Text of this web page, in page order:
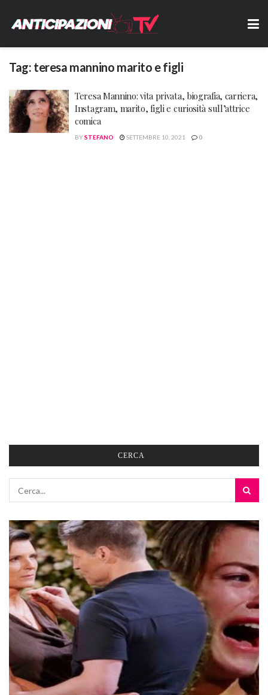
Tag: teresa mannino marito e figli
Teresa Mannino: vita privata, biografia, carriera,
Instagram, marito, figli e curiosità sull’attrice
comica
BYSTEFANO SETTEMBRE 10, 2021 0
CERCA